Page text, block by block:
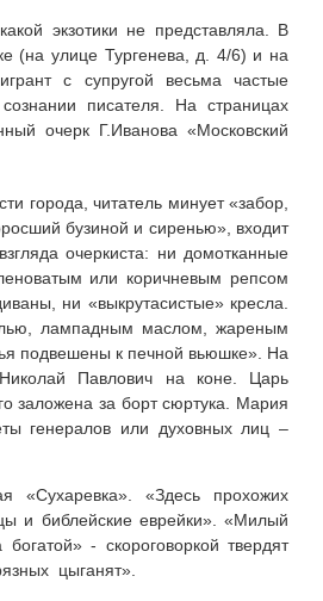
экзотики не представляла. В
(на улице Тургенева, д. 4/6) и на
с супругой весьма частые
писателя. На страницах
очерк Г.Иванова «Московский
города, читатель минует «забор,
бузиной и сиренью», входит
очеркиста: ни домотканные
или коричневым репсом
ни «выкрутасистые» кресла.
лампадным маслом, жареным
подвешены к печной вьюшке». На
Павлович на коне. Царь
заложена за борт сюртука. Мария
генералов или духовных лиц –
«Сухаревка». «Здесь прохожих
и библейские еврейки». «Милый
- скороговоркой твердят
цыганят».